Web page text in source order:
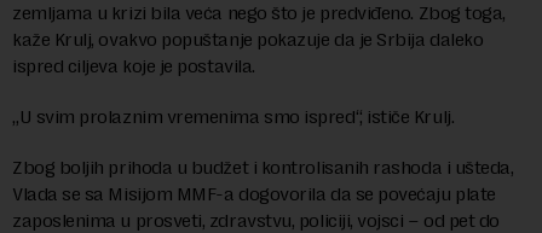
zemljama u krizi bila veća nego što je predviđeno. Zbog toga,
kaže Krulj, ovakvo popuštanje pokazuje da je Srbija daleko
ispred ciljeva koje je postavila.
„U svim prolaznim vremenima smo ispred“, ističe Krulj.
Zbog boljih prihoda u budžet i kontrolisanih rashoda i ušteda,
Vlada se sa Misijom MMF-a dogovorila da se povećaju plate
zaposlenima u prosveti, zdravstvu, policiji, vojsci – od pet do